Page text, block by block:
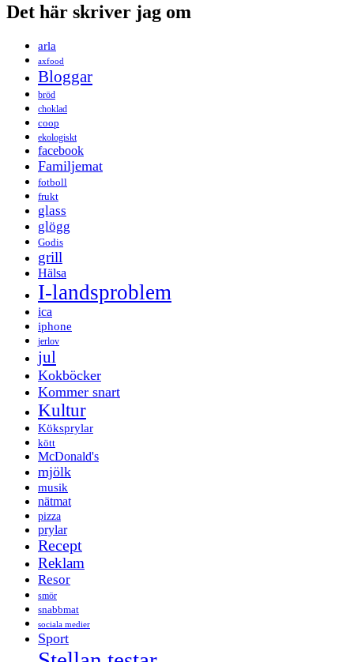
Det här skriver jag om
arla
axfood
Bloggar
bröd
choklad
coop
ekologiskt
facebook
Familjemat
fotboll
frukt
glass
glögg
Godis
grill
Hälsa
I-landsproblem
ica
iphone
jerlov
jul
Kokböcker
Kommer snart
Kultur
Köksprylar
kött
McDonald's
mjölk
musik
nätmat
pizza
prylar
Recept
Reklam
Resor
smör
snabbmat
sociala medier
Sport